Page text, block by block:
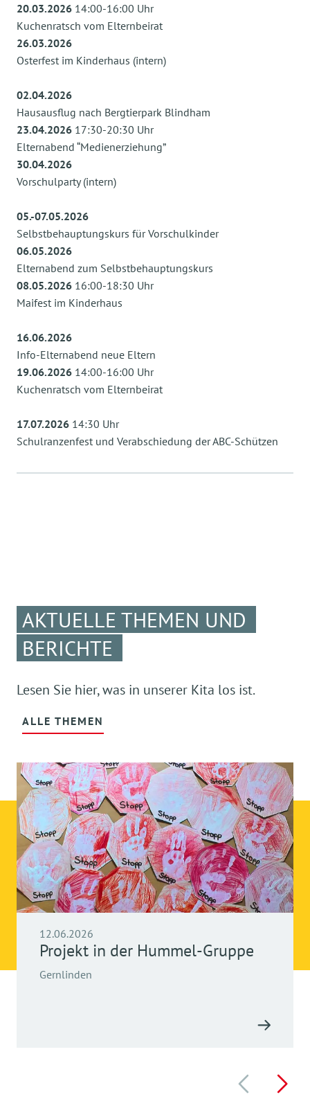
20.03.2026 14:00-16:00 Uhr
Kuchenratsch vom Elternbeirat
26.03.2026
Osterfest im Kinderhaus (intern)
02.04.2026
Hausausflug nach Bergtierpark Blindham
23.04.2026 17:30-20:30 Uhr
Elternabend “Medienerziehung”
30.04.2026
Vorschulparty (intern)
05.-07.05.2026
Selbstbehauptungskurs für Vorschulkinder
06.05.2026
Elternabend zum Selbstbehauptungskurs
08.05.2026 16:00-18:30 Uhr
Maifest im Kinderhaus
16.06.2026
Info-Elternabend neue Eltern
19.06.2026 14:00-16:00 Uhr
Kuchenratsch vom Elternbeirat
17.07.2026 14:30 Uhr
Schulranzenfest und Verabschiedung der ABC-Schützen
AKTUELLE THEMEN UND
BERICHTE
Lesen Sie hier, was in unserer Kita los ist.
ALLE THEMEN
12.06.2026
Projekt in der Hummel-Gruppe
Gernlinden